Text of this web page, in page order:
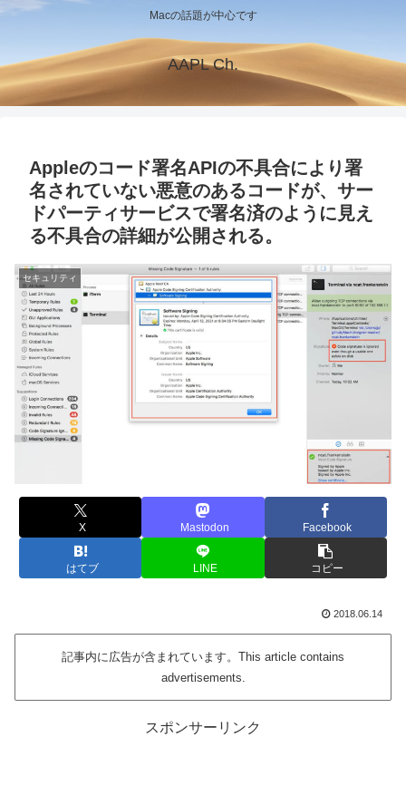
Macの話題が中心です
AAPL Ch.
Appleのコード署名APIの不具合により署
名されていない悪意のあるコードが、サー
ドパーティサービスで署名済のように見え
る不具合の詳細が公開される。
セキュリティ
X Mastodon Facebook
はてブ LINE コピー
2018.06.14
記事内に広告が含まれています。This article contains
advertisements.
スポンサーリンク